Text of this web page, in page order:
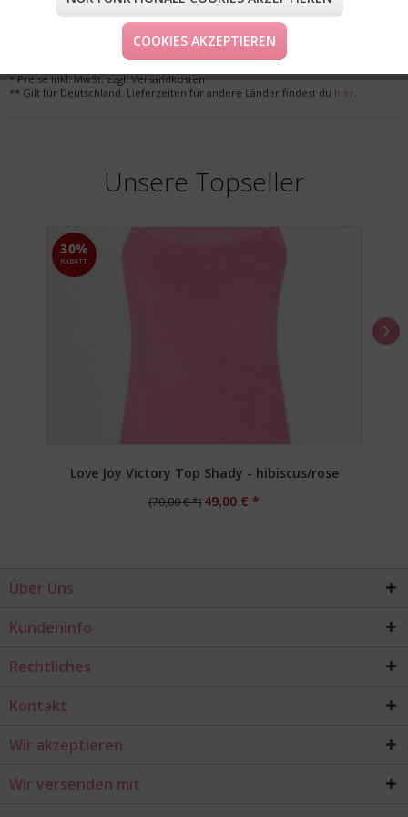
LIEFERUNG & KOSTENLOSE RETOURE
* Preise inkl. MwSt. zzgl. Versandkosten
** Gilt für Deutschland. Lieferzeiten für andere Länder findest du hier.
Unsere Topseller
30%
RABATT
Love Joy Victory Top Shady - hibiscus/rose
(70,00 € *) 49,00 € *
Über Uns
Kundeninfo
Rechtliches
Kontakt
Wir akzeptieren
Wir versenden mit
COOKIES AKZEPTIEREN